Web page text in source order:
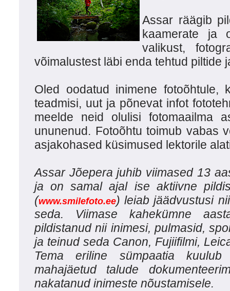
Assar räägib
kaamerate ja
valikust,
võimalustest läbi enda tehtud piltide
Oled oodatud inimene fotoõhtule,
teadmisi, uut ja põnevat infot
meelde neid olulisi fotomaailma
ununenud. Fotoõhtu toimub vabas
asjakohased küsimused lektorile
Assar Jõepera juhib viimased 13
ja on samal ajal ise aktiivne
(www.smilefoto.ee) leiab jäädvustusi
seda. Viimase kahekümne
pildistanud nii inimesi, pulmasid,
ja teinud seda Canon, Fujiifilmi,
Tema eriline sümpaatia kuulub
mahajäetud talude
nakatanud inimeste nõustamisele.